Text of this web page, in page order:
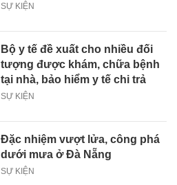
SỰ KIỆN
Bộ y tế đề xuất cho nhiều đối
tượng được khám, chữa bệnh
tại nhà, bảo hiểm y tế chi trả
SỰ KIỆN
Đặc nhiệm vượt lửa, công phá
dưới mưa ở Đà Nẵng
SỰ KIỆN